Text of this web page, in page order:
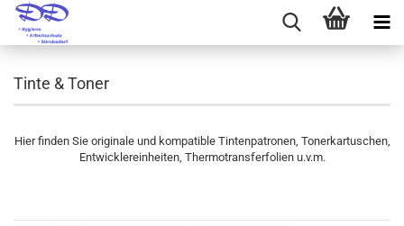
Tinte & Toner
Hier finden Sie originale und kompatible Tintenpatronen, Tonerkartuschen,
Entwicklereinheiten, Thermotransferfolien u.v.m.